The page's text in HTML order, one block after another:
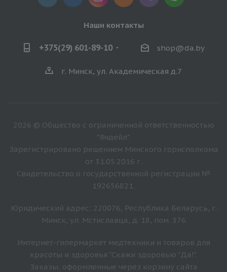
Наши контакты
+375(29) 601-89-10 shop@da.by
г. Минск, ул. Академическая д.7
2026 © Общество с ограниченной ответственностью
"Яндейл".
Зарегистрировано решением Минского горисполкома
от 31.05.2016 г.
Свидетельство о государственной регистрации №
192656821.
Юридический адрес: 220076, Республика Беларусь, г.
Минск, ул. Мстиславца, д. 18, пом. 376
Интернет-гипермаркет медтехники и товаров для
красоты и здоровья "Скажи здоровью "Да!".
Заказы, оформленные через корзину сайта